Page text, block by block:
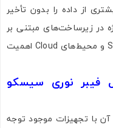
از داده را بدون تأخیر
در زیرساخت‌های مبتنی بر
مجازی‌سازی، سیستم‌های ذخیره‌سازی SAN و محیط‌های Cloud اهمیت
فیبر نوری سیسکو
با تجهیزات موجود توجه